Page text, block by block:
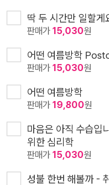
딱 두 시간만 일할게
판매가15,030원
어떤 여름방학
판매가15,030원
어떤 여름방학
판매가19,800원
마음은 아직 수습입
위한 심리학
판매가15,030원
성불 한번 해볼까 -